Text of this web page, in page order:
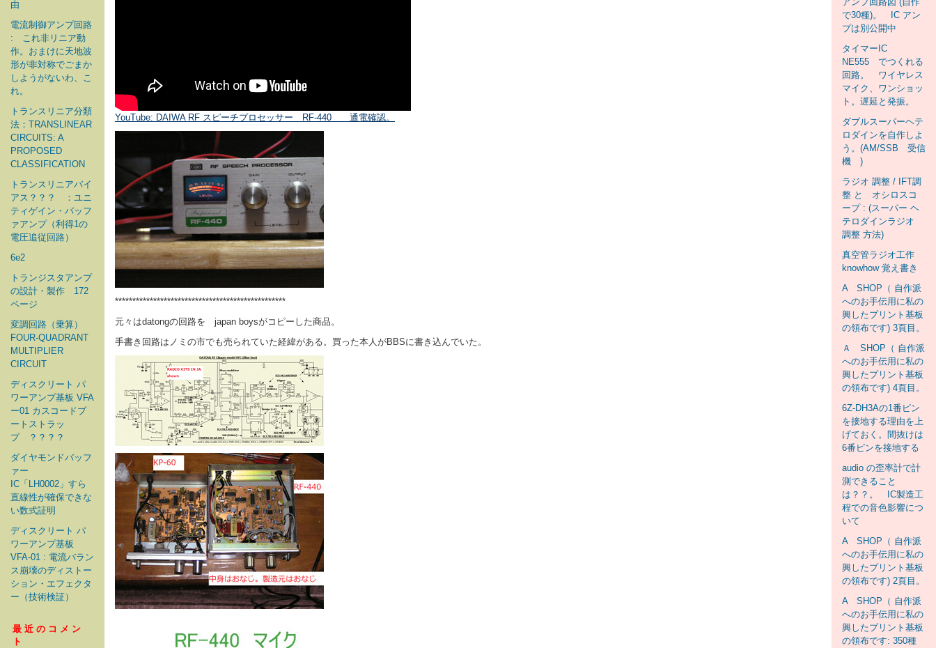
由
電流制御アンプ回路
: これ非リニア動
作。おまけに天地波
形が非対称でごまか
しようがないわ、こ
れ。
トランスリニア分類
法：TRANSLINEAR
CIRCUITS: A
PROPOSED
CLASSIFICATION
トランスリニアバイ
アス？？？ ：ユニ
ティゲイン・バッフ
ァアンプ（利得1の
電圧追従回路）
6e2
トランジスタアンプ
の設計・製作 172
ページ
変調回路（乗算）
FOUR-QUADRANT
MULTIPLIER
CIRCUIT
ディスクリート パ
ワーアンプ基板 VFA
ー01 カスコードブ
ートストラッ
プ ？？？？
ダイヤモンドバッフ
ァー
IC「LH0002」すら
直線性が確保できな
い数式証明
ディスクリート パ
ワーアンプ基板
VFA-01 : 電流バラン
ス崩壊のディストー
ション・エフェクタ
ー（技術検証）
最近のコメン
ト
YouTube: DAIWA RF スピーチプロセッサー RF-440 通電確認。
*************************************************
元々はdatongの回路を japan boysがコピーした商品。
手書き回路はノミの市でも売られていた経緯がある。買った本人がBBSに書き込んでいた。
で30種)。 IC アン
プは別公開中
タイマーIC
NE555 でつくれる
回路。 ワイヤレス
マイク、ワンショッ
ト。遅延と発振。
ダブルスーパーヘテ
ロダインを自作しよ
う。(AM/SSB 受信
機 )
ラジオ 調整 / IFT調
整 と オシロスコ
ープ : (スーパー ヘ
テロダインラジオ
調整 方法)
真空管ラジオ工作
knowhow 覚え書き
A SHOP（ 自作派
へのお手伝用に私の
興したプリント基板
の領布です) 3頁目。
Ａ SHOP（ 自作派
へのお手伝用に私の
興したプリント基板
の領布です) 4頁目。
6Z-DH3Aの1番ピン
を接地する理由を上
げておく。間抜けは
6番ピンを接地する
audio の歪率計で計
測できること
は？？。 IC製造工
程での音色影響につ
いて
A SHOP（ 自作派
へのお手伝用に私の
興したプリント基板
の領布です) 2頁目。
A SHOP（ 自作派
へのお手伝用に私の
興したプリント基板
の領布です: 350種